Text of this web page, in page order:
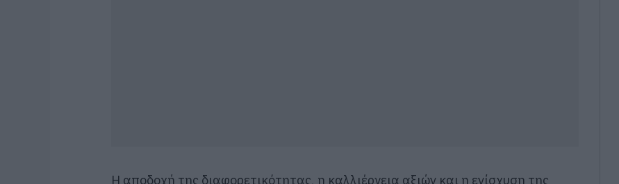
Η αποδοχή της διαφορετικότητας, η καλλιέργεια αξιών και η ενίσχυση της